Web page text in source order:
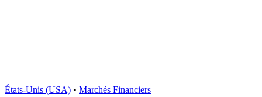
États-Unis (USA) • Marchés Financiers